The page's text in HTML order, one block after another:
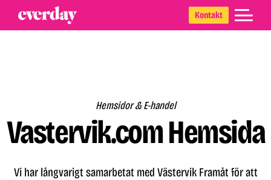
to
primary
to
main
to
footer
Kontakt
Hemsidor & E-handel
Vastervik.com Hemsida
Vi har långvarigt samarbetat med Västervik Framåt för att